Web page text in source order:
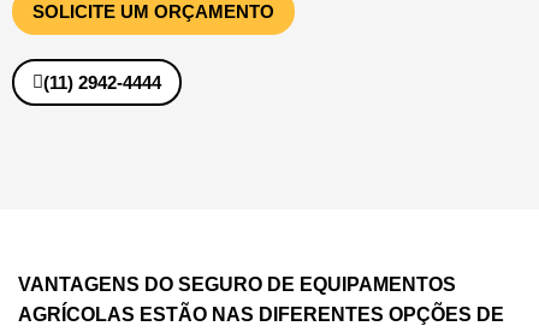
SOLICITE UM ORÇAMENTO
(11) 2942-4444
VANTAGENS DO SEGURO DE EQUIPAMENTOS
AGRÍCOLAS ESTÃO NAS DIFERENTES OPÇÕES DE